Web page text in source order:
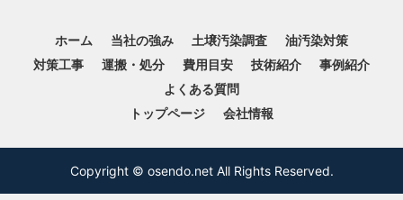
ホーム 当社の強み 土壌汚染調査
油汚染対策
対策工事
運搬・処分 費用目安 技術紹介
事例紹介
よくある質問
トップページ
会社情報
Copyright © osendo.net All Rights Reserved.